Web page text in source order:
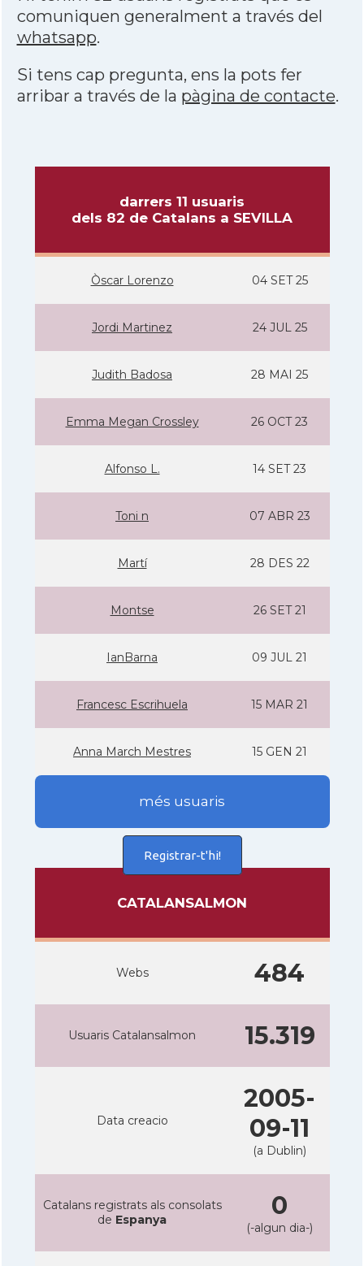
comuniquen generalment a través del
whatsapp.
Si tens cap pregunta, ens la pots fer
arribar a través de la pàgina de contacte.
darrers 11 usuaris
dels 82 de Catalans a SEVILLA
Òscar Lorenzo 04 SET 25
Jordi Martinez 24 JUL 25
Judith Badosa 28 MAI 25
Emma Megan Crossley 26 OCT 23
Alfonso L. 14 SET 23
Toni n 07 ABR 23
Martí­ 28 DES 22
Montse 26 SET 21
IanBarna 09 JUL 21
Francesc Escrihuela 15 MAR 21
Anna March Mestres 15 GEN 21
més usuaris
Registrar-t'hi!
CATALANSALMON
Webs 484
Usuaris Catalansalmon 15.319
Data creacio
2005-
09-11
(a Dublin)
Catalans registrats als consolats
de Espanya 0
(-algun dia-)